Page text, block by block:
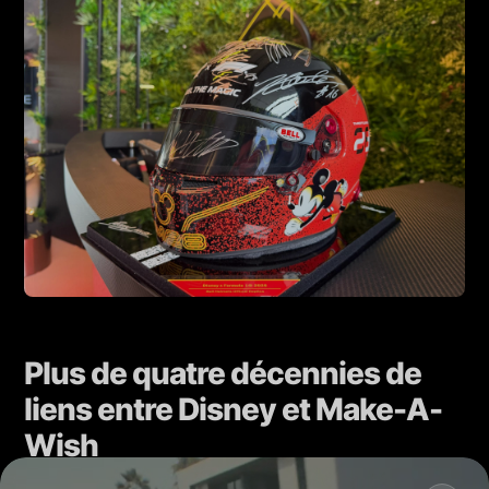
Plus de quatre décennies de
liens entre Disney et Make-A-
Wish